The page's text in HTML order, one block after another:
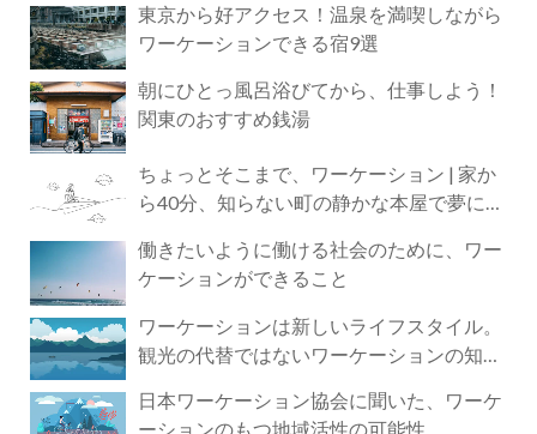
東京から好アクセス！温泉を満喫しながら
ワーケーションできる宿9選
朝にひとっ風呂浴びてから、仕事しよう！
関東のおすすめ銭湯
ちょっとそこまで、ワーケーション | 家か
ら40分、知らない町の静かな本屋で夢に近
働きたいように働ける社会のために、ワー
ケーションができること
ワーケーションは新しいライフスタイル。
観光の代替ではないワーケーションの知ら
日本ワーケーション協会に聞いた、ワーケ
ーションのもつ地域活性の可能性